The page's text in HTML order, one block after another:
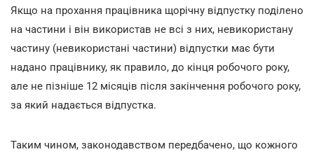
Якщо на прохання працівника щорічну відпустку поділено
на частини і він використав не всі з них, невикористану
частину (невикористані частини) відпустки має бути
надано працівнику, як правило, до кінця робочого року,
але не пізніше 12 місяців після закінчення робочого року,
за який надається відпустка.
Таким чином, законодавством передбачено, що кожного